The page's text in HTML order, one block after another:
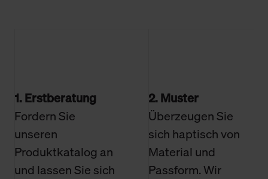
1. Erstberatung
Fordern Sie
unseren
Produktkatalog an
und lassen Sie sich
2. Muster
Überzeugen Sie
sich haptisch von
Material und
Passform. Wir